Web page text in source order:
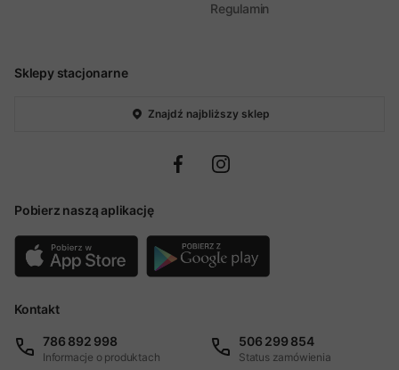
Sklepy stacjonarne
Znajdź najbliższy sklep
Pobierz naszą aplikację
Regulamin
Kontakt
786 892 998
Informacje o produktach
506 299 854
Status zamówienia